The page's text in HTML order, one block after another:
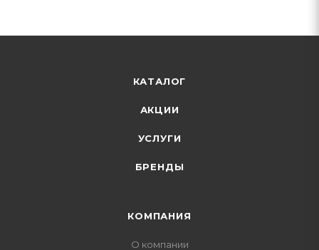
КАТАЛОГ
АКЦИИ
УСЛУГИ
БРЕНДЫ
КОМПАНИЯ
О компании